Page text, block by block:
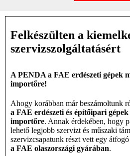
Felkészülten a
szervizszolgáltatásért
A PENDA a FAE erdészeti gépek
importőre!
Ahogy korábban már beszámoltunk
a FAE erdészeti és építőipari
importőre. Annak érdekében, hogy
lehető legjobb szervizt és műszaki
szervizcsapatunk részt vett egy átfogó
a FAE olaszországi gyárában.